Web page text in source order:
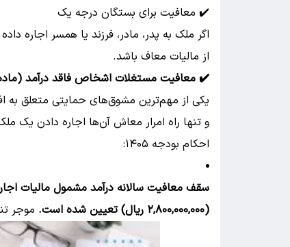
✔️ معافیت برای بستگان درجه یک
اگر ملک به پدر، مادر، فرزند یا همسر اجاره
از مالیات معاف باشد.
✔️ معافیت مستغلات اشخاص فاقد درآمد (ماده ۵۷) – جدید
یکی از مهم‌ترین مشوق‌های حمایتی متعلق به
و تنها راه امرار معاش آن‌ها اجاره دادن یک
احکام بودجه ۱۴۰۵:
(۲,۸۰۰,۰۰۰,۰۰۰ ریال) تعیین شده است.
موجر